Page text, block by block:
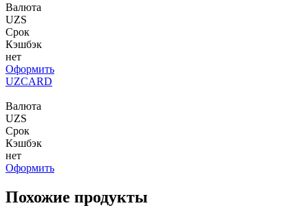
Валюта
UZS
Срок
Кэшбэк
нет
Оформить
UZCARD
Валюта
UZS
Срок
Кэшбэк
нет
Оформить
Похожие продукты